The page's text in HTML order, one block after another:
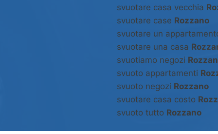
svuotare casa vecchia
svuotare case Rozzano
svuotare un
svuotare una casa
svuotiamo negozi
svuoto appartamenti
svuoto negozi Rozzano
svuotare casa costo
svuoto tutto Rozzano